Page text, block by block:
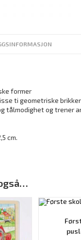
former
ti geometriske
tålmodighet og trener
cm.